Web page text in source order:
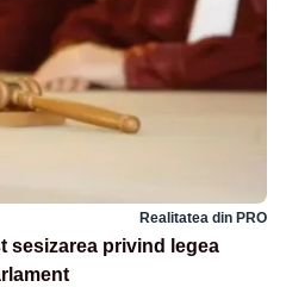
Realitatea din PRO
sesizarea privind legea